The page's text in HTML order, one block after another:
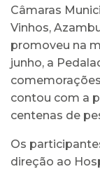
Câmaras
Vinhos,
promoveu na
junho, a
contou com a
centenas de
Os
direção ao